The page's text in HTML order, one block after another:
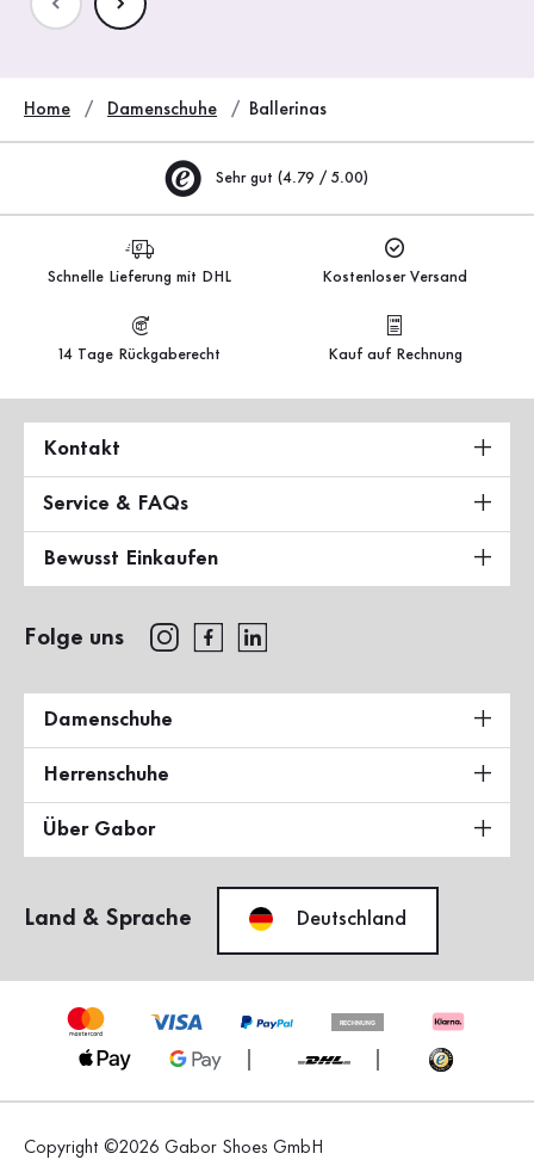
Home Damenschuhe Ballerinas
Sehr gut (4.79 / 5.00)
Schnelle Lieferung mit DHL Kostenloser Versand
14 Tage Rückgaberecht Kauf auf Rechnung
Kontakt
Service & FAQs
Bewusst Einkaufen
Folge uns
Damenschuhe
Herrenschuhe
Über Gabor
Land & Sprache Deutschland
Copyright ©2026 Gabor Shoes GmbH